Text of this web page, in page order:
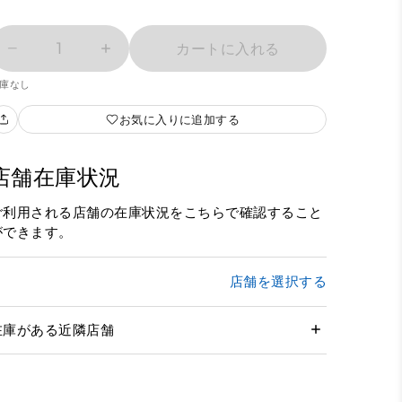
1 カートに入れる
なし
お気に入りに追加する
舗在庫状況
利用される店舗の在庫状況をこちらで確認すること
きます。
店舗を選択する
庫がある近隣店舗